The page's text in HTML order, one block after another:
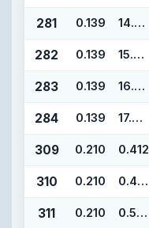
281 0.139 14.984
282 0.139 15.955
283 0.139 16.955
284 0.139 17.955
309 0.210 0.412
310 0.210 0.475
311 0.210 0.537